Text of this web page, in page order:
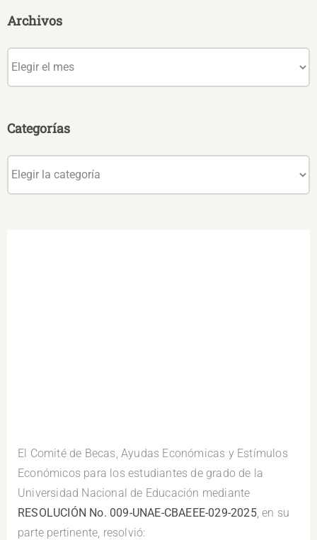
El Comité de Becas, Ayudas Económicas y Estímulos
Económicos para los estudiantes de grado de la
Universidad Nacional de Educación mediante
RESOLUCIÓN No. 009-UNAE-CBAEEE-029-2025, en su
parte pertinente, resolvió:
Archivos
Categorías